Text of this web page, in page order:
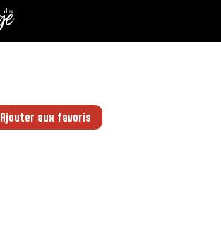
Ajouter aux favoris